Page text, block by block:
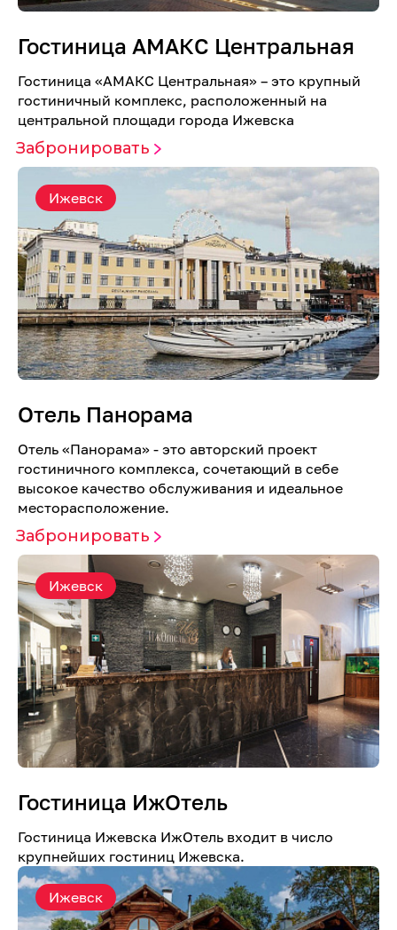
Гостиница АМАКС Центральная
Гостиница «AMАКС Центральная» – это крупный
гостиничный комплекс, расположенный на
центральной площади города Ижевска
Забронировать
Ижевск
Отель Панорама
Отель «Панорама» - это авторский проект
гостиничного комплекса, сочетающий в себе
высокое качество обслуживания и идеальное
месторасположение.
Забронировать
Ижевск
Гостиница ИжОтель
Гостиница Ижевска ИжОтель входит в число
крупнейших гостиниц Ижевска.
Ижевск